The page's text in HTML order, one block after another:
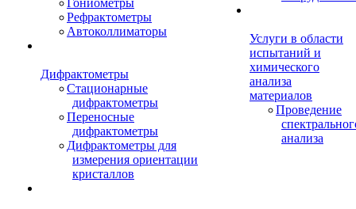
Гониометры
Рефрактометры
Автоколлиматоры
Дифрактометры
Стационарные
дифрактометры
Переносные
дифрактометры
Дифрактометры для
измерения ориентации
кристаллов
Услуги в области
испытаний и
химического
анализа
материалов
Проведение
анализа